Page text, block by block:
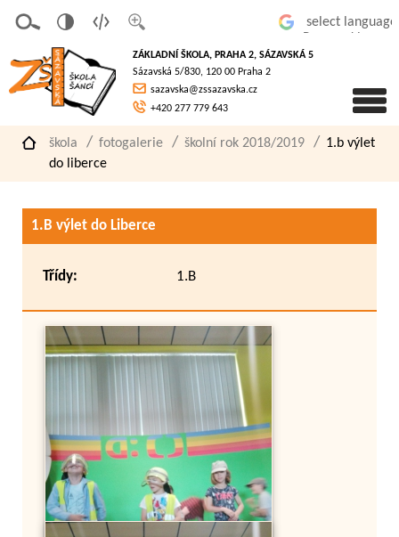
písmo
á
verze
pro
slaboz
raké
ZÁKLADNÍ ŠKOLA, PRAHA 2, SÁZAVSKÁ 5
Sázavská 5/830, 120 00 Praha 2
sazavska@zssazavska.cz
+420 277 779 643
škola fotogalerie školní rok 2018/2019
1.b výlet
do liberce
1.B výlet do Liberce
Třídy: 1.B